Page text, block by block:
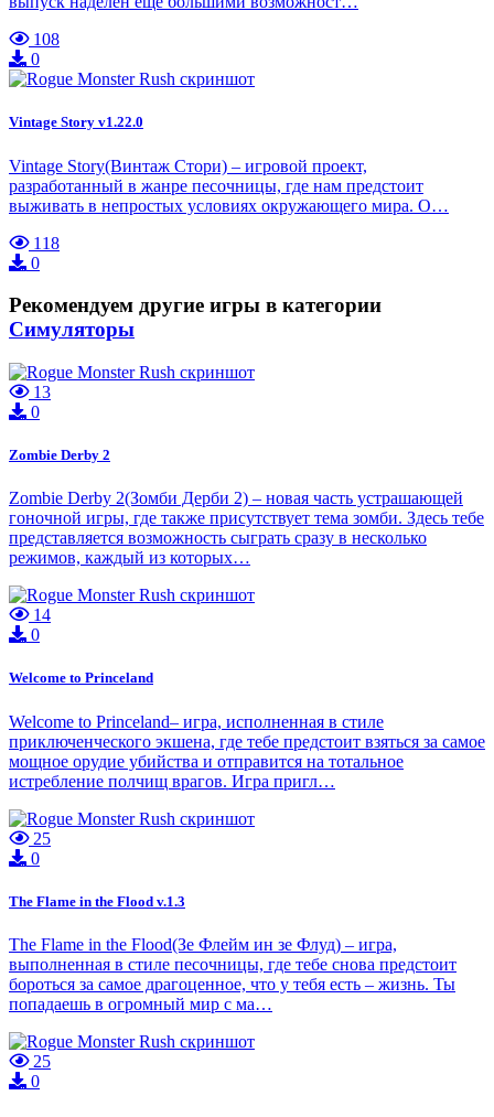
108
0
Vintage Story v1.22.0
Vintage Story(Винтаж Стори) – игровой проект,
разработанный в жанре песочницы, где нам предстоит
выживать в непростых условиях окружающего мира. О…
118
0
Рекомендуем другие игры в категории
Симуляторы
13
0
Zombie Derby 2
Zombie Derby 2(Зомби Дерби 2) – новая часть устрашающей
гоночной игры, где также присутствует тема зомби. Здесь тебе
представляется возможность сыграть сразу в несколько
режимов, каждый из которых…
14
0
Welcome to Princeland
Welcome to Princeland– игра, исполненная в стиле
приключенческого экшена, где тебе предстоит взяться за самое
мощное орудие убийства и отправится на тотальное
истребление полчищ врагов. Игра пригл…
25
0
The Flame in the Flood v.1.3
The Flame in the Flood(Зе Флейм ин зе Флуд) – игра,
выполненная в стиле песочницы, где тебе снова предстоит
бороться за самое драгоценное, что у тебя есть – жизнь. Ты
попадаешь в огромный мир с ма…
25
0